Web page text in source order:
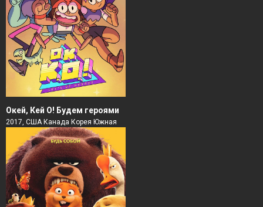
Окей, Кей О! Будем героями
2017, США Канада Корея Южная